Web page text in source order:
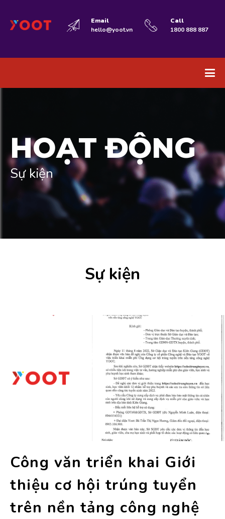
Email
hello@yoot.vn
Call
1800 888 887
HOẠT ĐỘNG
Sự kiện
Sự kiện
Công văn triển khai Giới
thiệu cơ hội trúng tuyển
trên nền tảng công nghệ